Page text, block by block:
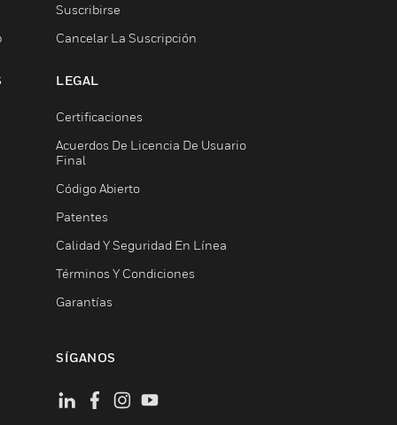
Suscribirse
Cancelar La Suscripción
LEGAL
Certificaciones
Acuerdos De Licencia De Usuario
Final
Código Abierto
Patentes
Calidad Y Seguridad En Línea
Términos Y Condiciones
Garantías
SÍGANOS